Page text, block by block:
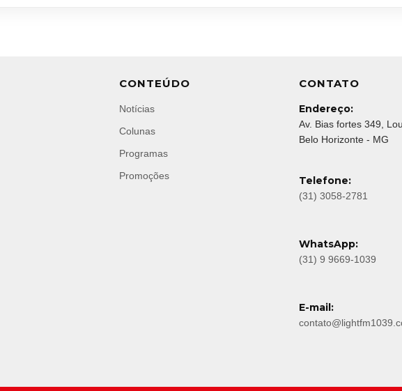
CONTEÚDO
Notícias
Colunas
Programas
Promoções
CONTATO
Endereço:
Av. Bias fortes 349,
Belo Horizonte - MG
Telefone:
(31) 3058-2781
WhatsApp:
(31) 9 9669-1039
E-mail: